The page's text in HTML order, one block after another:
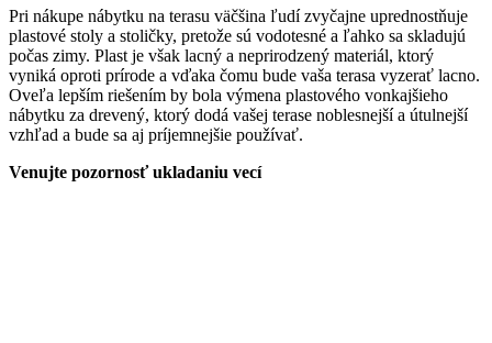
Pri nákupe nábytku na terasu väčšina ľudí zvyčajne uprednostňuje
plastové stoly a stoličky, pretože sú vodotesné a ľahko sa skladujú
počas zimy. Plast je však lacný a neprirodzený materiál, ktorý
vyniká oproti prírode a vďaka čomu bude vaša terasa vyzerať lacno.
Oveľa lepším riešením by bola výmena plastového vonkajšieho
nábytku za drevený, ktorý dodá vašej terase noblesnejší a útulnejší
vzhľad a bude sa aj príjemnejšie používať.
Venujte pozornosť ukladaniu vecí